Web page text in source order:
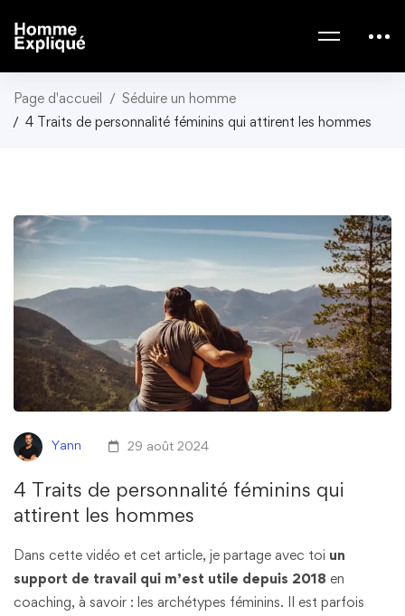
Page d'accueil
Séduire un homme
4 Traits de personnalité féminins qui attirent les hommes
Yann 29 août 2024
4 Traits de personnalité féminins qui
attirent les hommes
Dans cette vidéo et cet article, je partage avec toi un
support de travail qui m’est utile depuis 2018 en
coaching, à savoir : les archétypes féminins. Il est parfois